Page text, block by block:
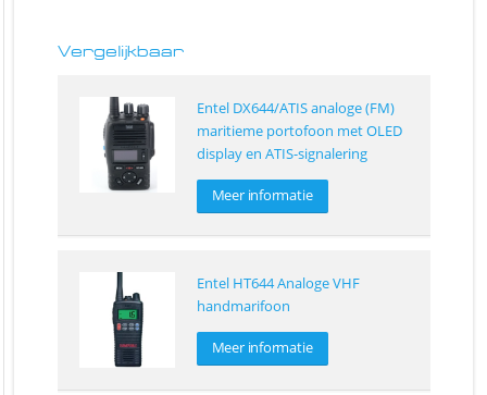
Vergelijkbaar
Entel DX644/ATIS analoge (FM)
maritieme portofoon met OLED
display en ATIS-signalering
Meer informatie
Entel HT644 Analoge VHF
handmarifoon
Meer informatie